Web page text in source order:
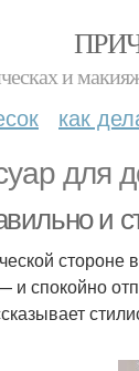
и
как
для
и
спокойно